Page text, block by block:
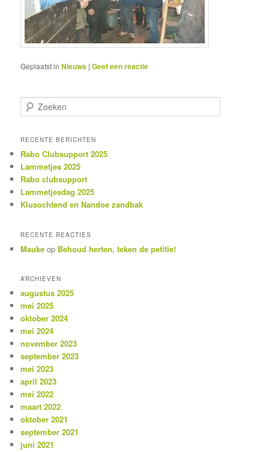
Geplaatst in Nieuws |Geef een reactie
o
k
n
RECENTE BERICHTEN
Rabo Clubsupport 2025
Lammetjes 2025
Rabo clubsupport
Lammetjesdag 2025
Klusochtend en Nandoe zandbak
RECENTE REACTIES
Mauke op Behoud herten, teken de petitie!
ARCHIEVEN
augustus 2025
mei 2025
oktober 2024
mei 2024
november 2023
september 2023
mei 2023
april 2023
mei 2022
maart 2022
oktober 2021
september 2021
juni 2021